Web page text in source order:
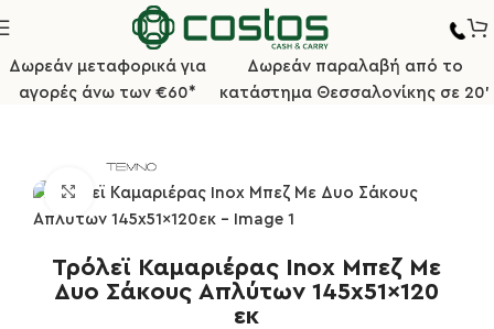
Δωρεάν μεταφορικά για
αγορές άνω των €60*
Δωρεάν παραλαβή από το
κατάστημα Θεσσαλονίκης σε 20'
σελίδα Καθαρισμός/Αναλώσιμα Καρότσια Καθαρισμού
Κλικ για μεγέθυνση
Τρόλεϊ Καμαριέρας Inox Μπεζ Με
Δυο Σάκους Απλύτων 145x51x120
εκ